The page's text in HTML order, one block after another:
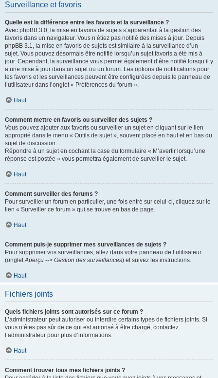
Surveillance et favoris
Quelle est la différence entre les favoris et la surveillance ?
Avec phpBB 3.0, la mise en favoris de sujets s’apparentait à la gestion des
favoris dans un navigateur. Vous n’étiez pas notifié des mises à jour. Depuis
phpBB 3.1, la mise en favoris de sujets est similaire à la surveillance d’un
sujet. Vous pouvez désormais être notifié lorsqu’un sujet favoris a été mis à
jour. Cependant, la surveillance vous permet également d’être notifié lorsqu’il y
a une mise à jour dans un sujet ou un forum. Les options de notifications pour
les favoris et les surveillances peuvent être configurées depuis le panneau de
l’utilisateur dans l’onglet « Préférences du forum ».
Haut
Comment mettre en favoris ou surveiller des sujets ?
Vous pouvez ajouter aux favoris ou surveiller un sujet en cliquant sur le lien
approprié dans le menu « Outils de sujet », souvent placé en haut et en bas du
sujet de discussion.
Répondre à un sujet en cochant la case du formulaire « M’avertir lorsqu’une
réponse est postée » vous permettra également de surveiller le sujet.
Haut
Comment surveiller des forums ?
Pour surveiller un forum en particulier, une fois entré sur celui-ci, cliquez sur le
lien « Surveiller ce forum » qui se trouve en bas de page.
Haut
Comment puis-je supprimer mes surveillances de sujets ?
Pour supprimer vos surveillances, allez dans votre panneau de l’utilisateur
(ongletAperçu --> Gestion des surveillances) et suivez les instructions.
Haut
Fichiers joints
Quels fichiers joints sont autorisés sur ce forum ?
L’administrateur peut autoriser ou interdire certains types de fichiers joints. Si
vous n’êtes pas sûr de ce qui est autorisé à être chargé, contactez
l’administrateur pour plus d’informations.
Haut
Comment trouver tous mes fichiers joints ?